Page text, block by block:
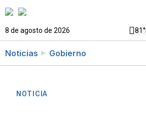
8 de agosto de 2026 81°
Noticias Gobierno
NOTICIA